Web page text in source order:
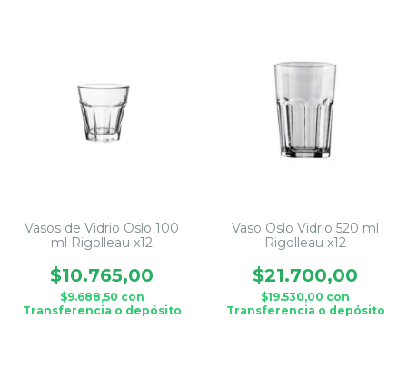
Vasos de Vidrio Oslo 100
ml Rigolleau x12
$10.765,00
$9.688,50 con
Transferencia o depósito
Vaso Oslo Vidrio 520 ml
Rigolleau x12
$21.700,00
$19.530,00 con
Transferencia o depósito